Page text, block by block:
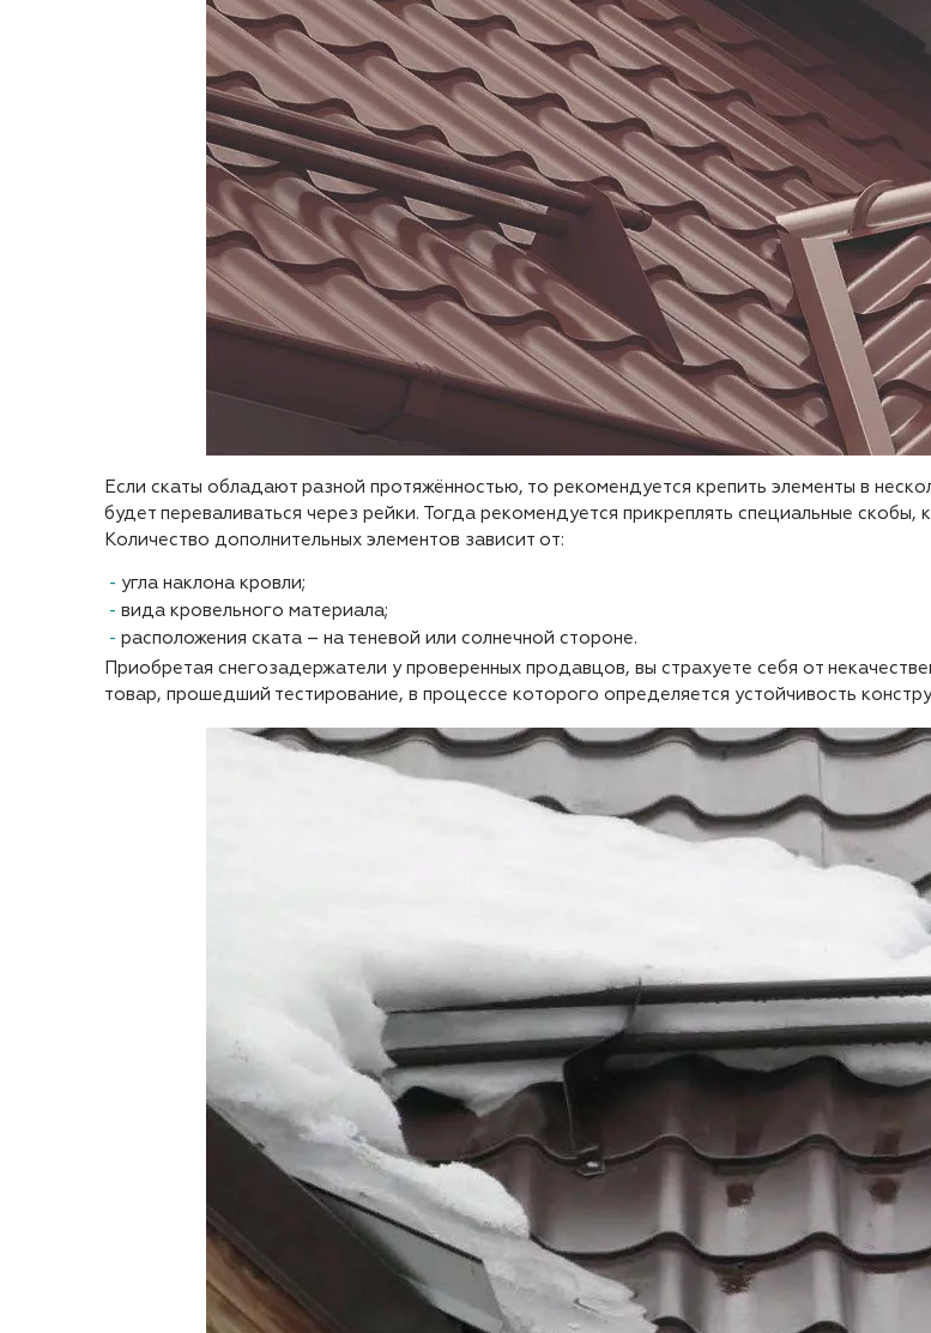
Если скаты обладают разной протяжённостью, то рекомендуется крепить элементы в
будет переваливаться через рейки. Тогда рекомендуется прикреплять специальные
Количество дополнительных элементов зависит от:
угла наклона кровли;
вида кровельного материала;
расположения ската – на теневой или солнечной стороне.
Приобретая снегозадержатели у проверенных продавцов, вы страхуете себя от
товар, прошедший тестирование, в процессе которого определяется устойчивость